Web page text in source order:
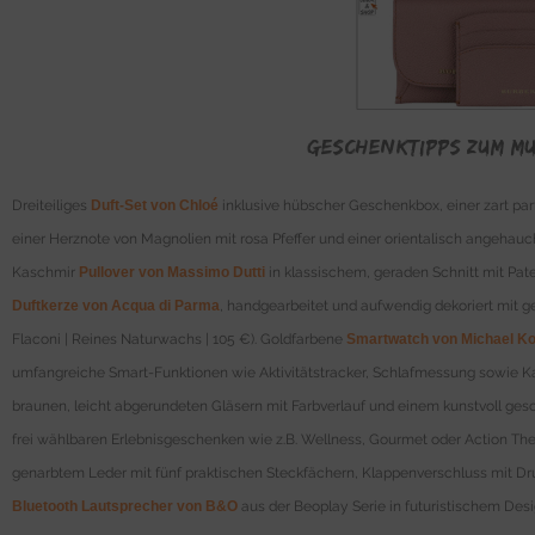
Geschenktipps zum
Dreiteiliges Duft-Set von Chloé inklusive hübscher Geschenkbox, einer zart
einer Herznote von Magnolien mit rosa Pfeffer und einer orientalisch
Kaschmir Pullover von Massimo Dutti in klassischem, geraden Schnitt mit
Duftkerze von Acqua di Parma, handgearbeitet und aufwendig dekoriert mit
Flaconi | Reines Naturwachs | 105 €). Goldfarbene Smartwatch von Michael
umfangreiche Smart-Funktionen wie Aktivitätstracker, Schlafmessung sowie
braunen, leicht abgerundeten Gläsern mit Farbverlauf und einem kunstvoll
frei wählbaren Erlebnisgeschenken wie z.B. Wellness, Gourmet oder Action
genarbtem Leder mit fünf praktischen Steckfächern, Klappenverschluss mit
Bluetooth Lautsprecher von B&O aus der Beoplay Serie in futuristischem